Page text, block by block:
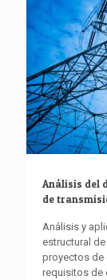
Análisis del
de
Análisis y
estructural
proyectos de
requisitos de